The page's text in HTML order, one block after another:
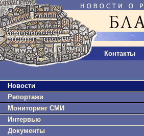
Контакты
Новости
Репортажи
Мониторинг СМИ
Интервью
Документы